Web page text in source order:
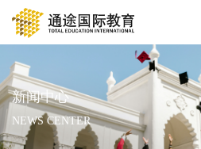
新闻中心
NEWS CENTER